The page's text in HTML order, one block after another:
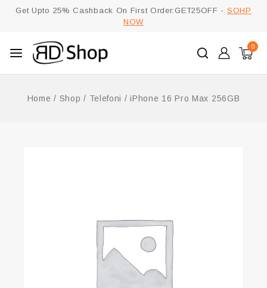
Get Upto 25% Cashback On First Order:GET25OFF - SOHP
NOW
0
Home / Shop / Telefoni / iPhone 16 Pro Max 256GB